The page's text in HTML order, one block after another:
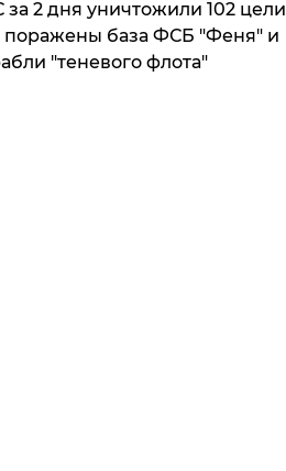
за 2 дня уничтожили 102 цели
база ФСБ "Феня" и
"теневого флота"